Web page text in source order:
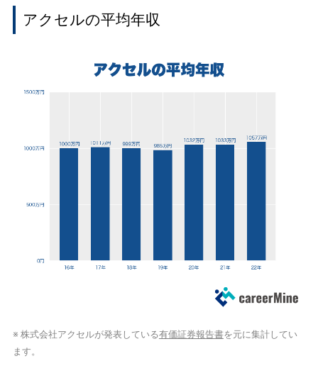
アクセルの平均年収
※ 株式会社アクセルが発表している有価証券報告書を元に集計してい
ます。